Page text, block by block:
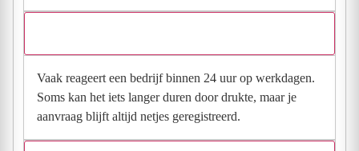
Vaak reageert een bedrijf binnen 24 uur op werkdagen.
Soms kan het iets langer duren door drukte, maar je
aanvraag blijft altijd netjes geregistreerd.